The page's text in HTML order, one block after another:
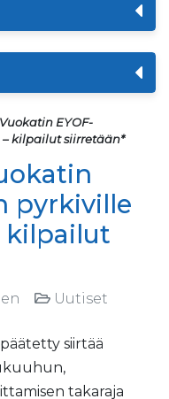
EYOF-
kilpailut siirretään*
pyrkiville
kilpailut
Uutiset
siirtää
takaraja